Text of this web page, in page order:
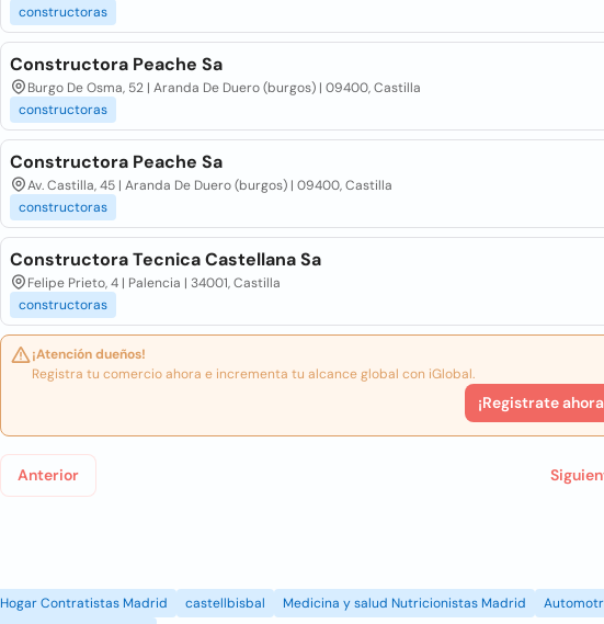
constructoras
Constructora Peache Sa
Burgo De Osma, 52 | Aranda De Duero (burgos) | 09400, Castilla
constructoras
Constructora Peache Sa
Av. Castilla, 45 | Aranda De Duero (burgos) | 09400, Castilla
constructoras
Constructora Tecnica Castellana Sa
Felipe Prieto, 4 | Palencia | 34001, Castilla
constructoras
¡Atención dueños!
Registra tu comercio ahora e incrementa tu alcance global con iGlobal.
¡Registrate
Anterior
Hogar Contratistas Madrid castellbisbal Medicina y salud Nutricionistas Madrid